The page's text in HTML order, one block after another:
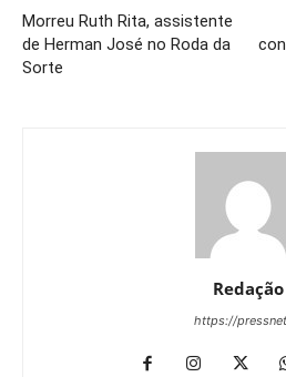
Morreu Ruth Rita, assistente
de Herman José no Roda da
Sorte
Redação
https://